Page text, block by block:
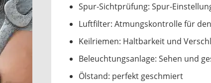
Spur-Sichtprüfung: Spur-
Luftfilter: Atmungskontrolle für
Keilriemen: Haltbarkeit und
Beleuchtungsanlage: Sehen und
Ölstand: perfekt geschmiert